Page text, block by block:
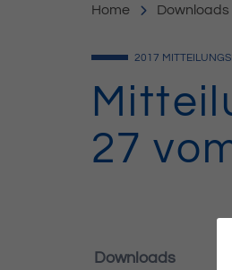
Home Downloads
2017
27
Downloads